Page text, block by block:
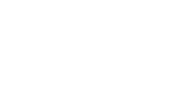
Nach einer